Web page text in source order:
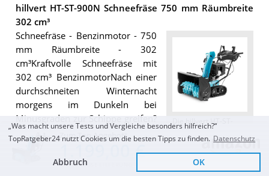
Zum Top Angebot
1.199,00 €
KOSTENLOSE LIEFERUNG
hillvert HT-ST-900N Schneefräse 750 mm Räumbreite
302 cm³
hillvert HT-ST-
900N Schneefräse
750 mm Räumbreite
Schneefräse - Benzinmotor - 750
mm Räumbreite - 302
cm³Kraftvolle Schneefräse mit
302 cm³ BenzinmotorNach einer
durchschneiten Winternacht
morgens im Dunkeln bei
Minusgraden zur Schippe greifen?
Mit der 2-stufigen Schneefräse
von hillvert räumen Sie
verschneite oder vereiste
Auffahrten, Straßen und Wege
„Was macht unsere Tests und Vergleiche besonders hilfreich?“
TopRatgeber24 nutzt Cookies um die besten Tipps zu finden. Datenschutz
Abbruch OK